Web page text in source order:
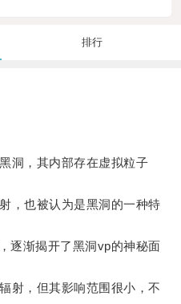
排行
，其内部存在虚拟粒子
也被认为是黑洞的一种特
渐揭开了黑洞vp的神秘面
，但其影响范围很小，不